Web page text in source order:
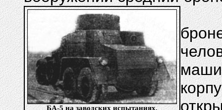
БА-5 на заводских испытаниях.
В